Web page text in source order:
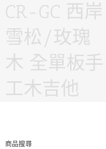
CR-GC 西岸
雪松/玫瑰
木 全單板手
工木吉他
商品搜尋